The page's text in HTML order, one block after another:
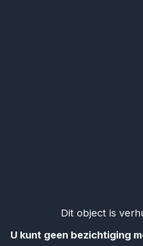
Dit object is
U kunt geen bezichtiging